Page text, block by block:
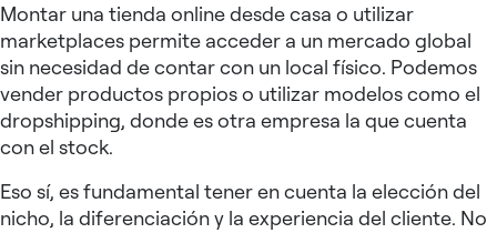
Montar una tienda online desde casa o utilizar
marketplaces permite acceder a un mercado global
sin necesidad de contar con un local físico. Podemos
vender productos propios o utilizar modelos como el
dropshipping, donde es otra empresa la que cuenta
con el stock.
Eso sí, es fundamental tener en cuenta la elección del
nicho, la diferenciación y la experiencia del cliente. No